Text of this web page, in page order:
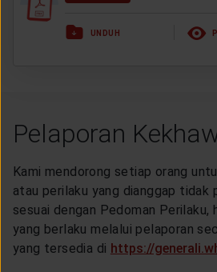
UNDUH
Pelaporan
Kami mendorong setiap orang
atau perilaku yang dianggap tidak
sesuai dengan Pedoman Perilaku,
yang berlaku melalui pelaporan
yang tersedia di https://